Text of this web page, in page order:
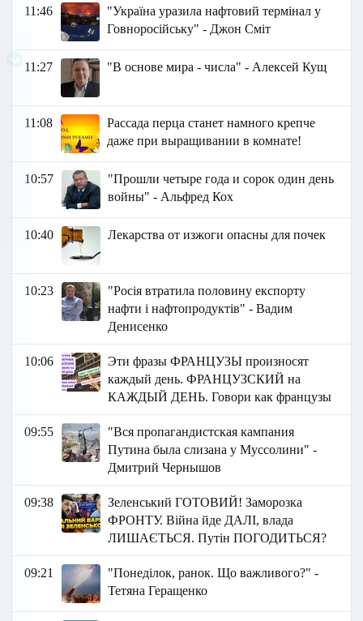
11:46
"Україна уразила нафтовий термінал у
Говноросійську" - Джон Сміт
11:27 "В основе мира - числа" - Алексей Кущ
11:08
Рассада перца станет намного крепче
даже при выращивании в комнате!
10:57
"Прошли четыре года и сорок один день
войны" - Альфред Кох
10:40 Лекарства от изжоги опасны для почек
10:23
"Росія втратила половину експорту
нафти і нафтопродуктів" - Вадим
Денисенко
10:06
Эти фразы ФРАНЦУЗЫ произносят
каждый день. ФРАНЦУЗСКИЙ на
КАЖДЫЙ ДЕНЬ. Говори как французы
09:55
"Вся пропагандистская кампания
Путина была слизана у Муссолини" -
Дмитрий Чернышов
09:38
Зеленський ГОТОВИЙ! Заморозка
ФРОНТУ. Війна йде ДАЛІ, влада
ЛИШАЄТЬСЯ. Путін ПОГОДИТЬСЯ?
09:21
"Понеділок, ранок. Що важливого?" -
Тетяна Геращенко